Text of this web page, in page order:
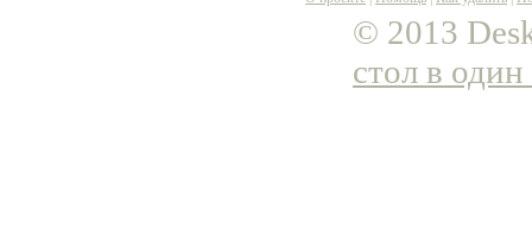
© 2013
стол в